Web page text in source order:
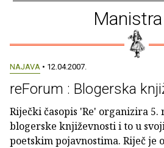
Manistra
NAJAVA • 12.04.2007.
reForum : Blogerska
Riječki časopis 'Re' organizira 5.
blogerske književnosti i to u
poetskim pojavnostima. Riječ je